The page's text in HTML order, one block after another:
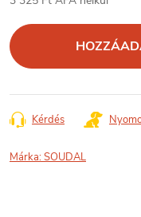
Kérdés
Márka:SOUDAL